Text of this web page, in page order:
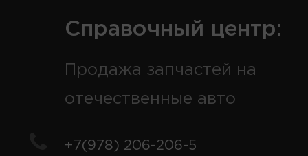
Справочный центр:
Продажа запчастей на
отечественные авто
+7(978) 206-206-5